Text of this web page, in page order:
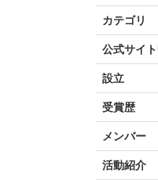
カテゴリ
公式サイ
設立
受賞歴
メンバー
活動紹介